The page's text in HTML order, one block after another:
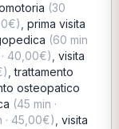
(30
prima visita
(60 min
40,00€) visita
,trattamento
osteopatico
(45 min ·
· 45,00€) visita